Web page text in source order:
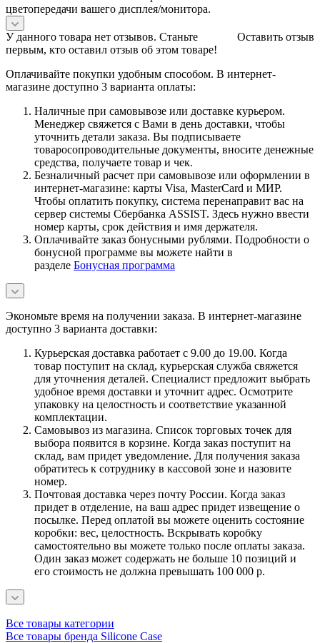
цветопередачи вашего дисплея/монитора.
Оставить отзыв
У данного товара нет отзывов. Станьте
первым, кто оставил отзыв об этом товаре!
Оплачивайте покупки удобным способом. В интернет-
магазине доступно 3 варианта оплаты:
Наличные при самовывозе или доставке курьером.
Менеджер свяжется с Вами в день доставки, чтобы
уточнить детали заказа. Вы подписываете
товаросопроводительные документы, вносите денежные
средства, получаете товар и чек.
Безналичный расчет при самовывозе или оформлении в
интернет-магазине: карты Visa, MasterCard и МИР.
Чтобы оплатить покупку, система перенаправит вас на
сервер системы Сбербанка ASSIST. Здесь нужно ввести
номер карты, срок действия и имя держателя.
Оплачивайте заказ бонусными рублями. Подробности о
бонусной программе вы можете найти в
разделе Бонусная программа
Экономьте время на получении заказа. В интернет-магазине
доступно 3 варианта доставки:
Курьерская доставка работает с 9.00 до 19.00. Когда
товар поступит на склад, курьерская служба свяжется
для уточнения деталей. Специалист предложит выбрать
удобное время доставки и уточнит адрес. Осмотрите
упаковку на целостность и соответствие указанной
комплектации.
Самовывоз из магазина. Список торговых точек для
выбора появится в корзине. Когда заказ поступит на
склад, вам придет уведомление. Для получения заказа
обратитесь к сотруднику в кассовой зоне и назовите
номер.
Почтовая доставка через почту России. Когда заказ
придет в отделение, на ваш адрес придет извещение о
посылке. Перед оплатой вы можете оценить состояние
коробки: вес, целостность. Вскрывать коробку
самостоятельно вы можете только после оплаты заказа.
Один заказ может содержать не больше 10 позиций и
его стоимость не должна превышать 100 000 р.
Все товары категории
Все товары бренда Silicone Case